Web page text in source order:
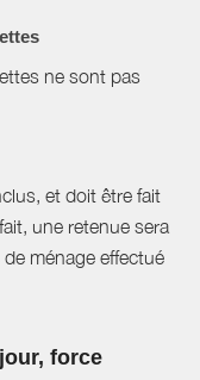
ne sont pas
et doit être fait
une retenue sera
ménage effectué
force